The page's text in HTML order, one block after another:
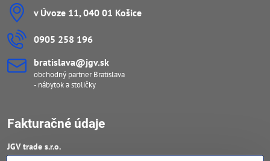
v Úvoze 11, 040 01 Košice
0905 258 196
bratislava​@jgv​.sk
obchodný partner Bratislava
- nábytok a stoličky
Fakturačné údaje
JGV trade s​.r​.o​.